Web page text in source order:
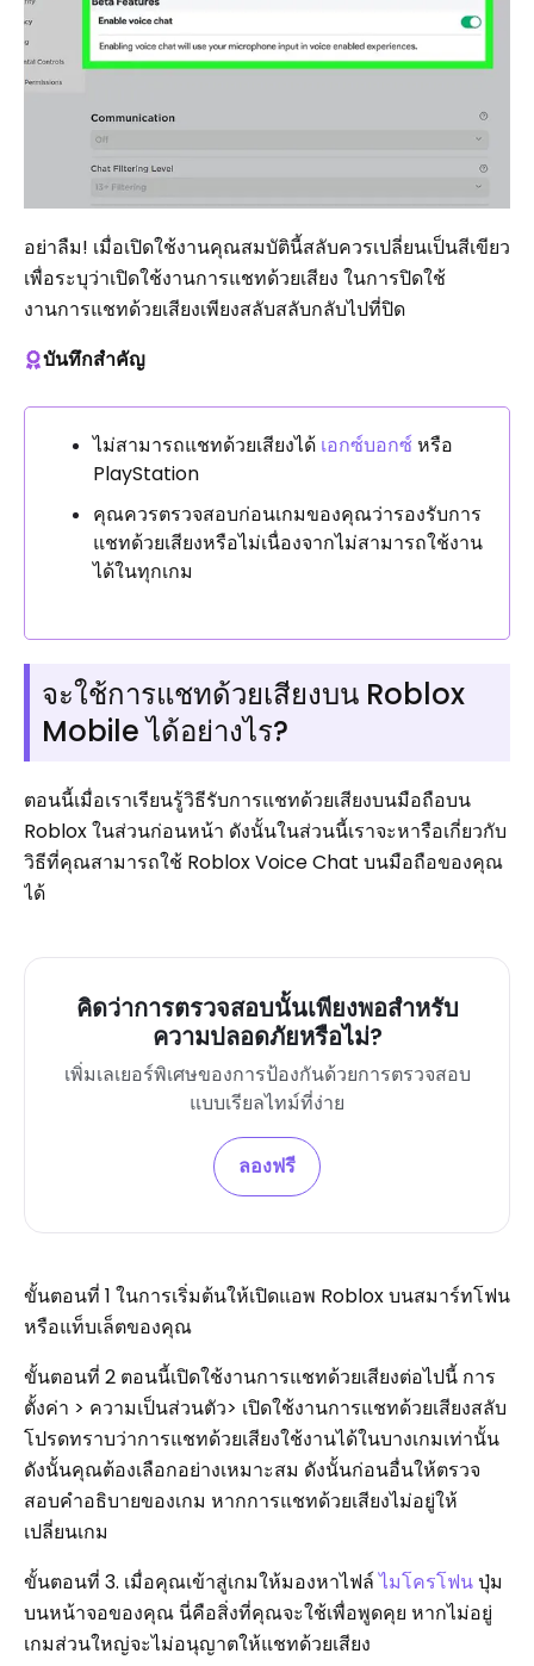
อย่าลืม! เมื่อเปิดใช้งานคุณสมบัตินี้สลับควรเปลี่ยนเป็นสีเขียว
เพื่อระบุว่าเปิดใช้งานการแชทด้วยเสียง ในการปิดใช้
งานการแชทด้วยเสียงเพียงสลับสลับกลับไปที่ปิด
บันทึกสำคัญ
ไม่สามารถแชทด้วยเสียงได้ เอกซ์บอกซ์ หรือ
PlayStation
คุณควรตรวจสอบก่อนเกมของคุณว่ารองรับการ
แชทด้วยเสียงหรือไม่เนื่องจากไม่สามารถใช้งาน
ได้ในทุกเกม
จะใช้การแชทด้วยเสียงบน Roblox
Mobile ได้อย่างไร?
ตอนนี้เมื่อเราเรียนรู้วิธีรับการแชทด้วยเสียงบนมือถือบน
Roblox ในส่วนก่อนหน้า ดังนั้นในส่วนนี้เราจะหารือเกี่ยวกับ
วิธีที่คุณสามารถใช้ Roblox Voice Chat บนมือถือของคุณ
ได้
คิดว่าการตรวจสอบนั้นเพียงพอสำหรับ
ความปลอดภัยหรือไม่?
เพิ่มเลเยอร์พิเศษของการป้องกันด้วยการตรวจสอบ
แบบเรียลไทม์ที่ง่าย
ลองฟรี
ขั้นตอนที่ 1 ในการเริ่มต้นให้เปิดแอพ Roblox บนสมาร์ทโฟน
หรือแท็บเล็ตของคุณ
ขั้นตอนที่ 2 ตอนนี้เปิดใช้งานการแชทด้วยเสียงต่อไปนี้ การ
ตั้งค่า > ความเป็นส่วนตัว> เปิดใช้งานการแชทด้วยเสียงสลับ
โปรดทราบว่าการแชทด้วยเสียงใช้งานได้ในบางเกมเท่านั้น
ดังนั้นคุณต้องเลือกอย่างเหมาะสม ดังนั้นก่อนอื่นให้ตรวจ
สอบคำอธิบายของเกม หากการแชทด้วยเสียงไม่อยู่ให้
เปลี่ยนเกม
ขั้นตอนที่ 3. เมื่อคุณเข้าสู่เกมให้มองหาไฟล์ไมโครโฟนปุ่ม
บนหน้าจอของคุณ นี่คือสิ่งที่คุณจะใช้เพื่อพูดคุย หากไม่อยู่
เกมส่วนใหญ่จะไม่อนุญาตให้แชทด้วยเสียง